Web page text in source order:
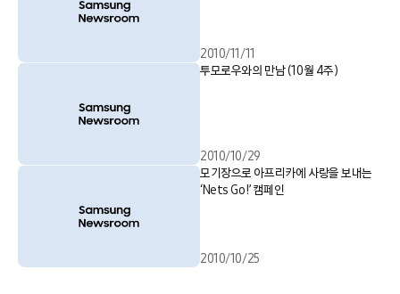
2010/11/11
투모로우와의 만남 (10월 4주)
2010/10/29
모기장으로 아프리카에 사랑을 보내는
‘Nets Go!’ 캠페인
2010/10/25